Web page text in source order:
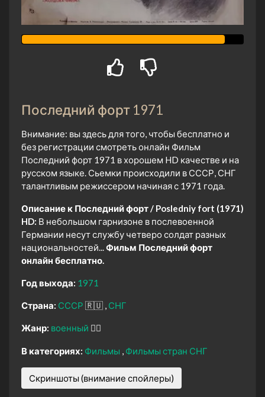
Последний форт 1971
Внимание: вы здесь для того, чтобы бесплатно и
без регистрации смотреть онлайн Фильм
Последний форт 1971 в хорошем HD качестве и на
русском языке. Сьемки происходили в СССР, СНГ
талантливым режиссером начиная с 1971 года.
Описание к Последний форт / Posledniy fort (1971)
HD: В небольшом гарнизоне в послевоенной
Германии несут службу четверо солдат разных
национальностей...Фильм Последний форт
онлайн бесплатно.
Год выхода: 1971
Страна: СССР 🇷🇺 СНГ
Жанр: военный 👨‍✈️
В категориях: Фильмы Фильмы стран СНГ
Скриншоты (внимание спойлеры)